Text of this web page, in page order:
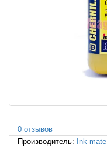
0 отзывов
Производитель: Ink-mate